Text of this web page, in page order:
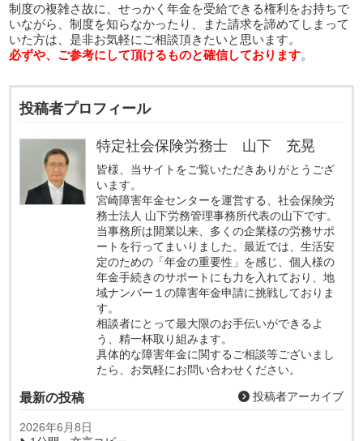
制度の複雑さ故に、せっかく年金を受給できる権利をお持ちで
いながら、制度を知らなかったり、また請求を諦めてしまって
いた方は、是非お気軽にご相談頂きたいと思います。
必ずや、ご参考にして頂けるものと確信しております。
投稿者プロフィール
特定社会保険労務士 山下 充晃
皆様、当サイトをご覧いただきありがとうござ
います。
宮崎障害年金センターを運営する、社会保険労
務士法人 山下労務管理事務所代表の山下です。
当事務所は開業以来、多くの企業様の労務サポ
ートを行ってまいりました。最近では、生活安
定のための「年金の重要性」を感じ、個人様の
年金手続きのサポートにも力を入れており、地
域ナンバー１の障害年金申請に挑戦しておりま
す。
相談者にとって最大限のお手伝いができるよ
う、精一杯取り組みます。
具体的な障害年金に関するご相談等ございまし
たら、お気軽にお問い合わせください。
最新の投稿 投稿者アーカイブ
2026年6月8日